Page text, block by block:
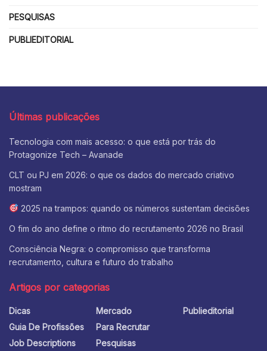
PESQUISAS
PUBLIEDITORIAL
Últimas publicações
Tecnologia com mais acesso: o que está por trás do
Protagonize Tech – Avanade
CLT ou PJ em 2026: o que os dados do mercado criativo
mostram
2025 na trampos: quando os números sustentam decisões
O fim do ano define o ritmo do recrutamento 2026 no Brasil
Consciência Negra: o compromisso que transforma
recrutamento, cultura e futuro do trabalho
Artigos por categorias
Dicas
Guia De Profissões
Job Descriptions
Mercado
Para Recrutar
Pesquisas
Publieditorial